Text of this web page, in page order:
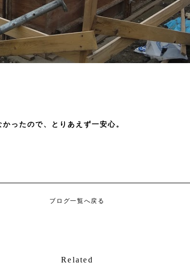
ったので、とりあえず一安心。
ブログ一覧へ戻る
Related